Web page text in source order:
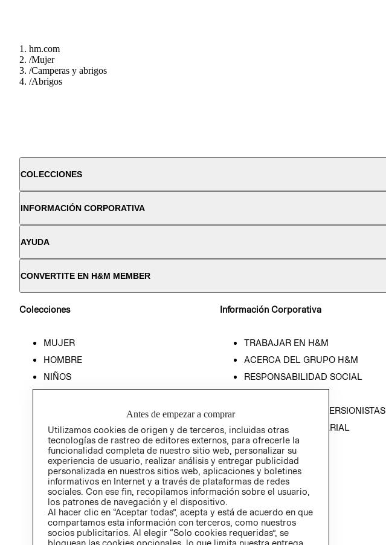
hm.com
/Mujer
/Camperas y abrigos
/Abrigos
COLECCIONES
INFORMACIÓN CORPORATIVA
AYUDA
CONVERTITE EN H&M MEMBER
Colecciones
MUJER
HOMBRE
NIÑOS
Información Corporativa
TRABAJAR EN H&M
ACERCA DEL GRUPO H&M
RESPONSABILIDAD SOCIAL
RELACIÓN CON INVERSIONISTAS
POLÍTICA EMPRESARIAL
Antes de empezar a comprar
Utilizamos cookies de origen y de terceros, incluidas otras
tecnologías de rastreo de editores externos, para ofrecerle la
funcionalidad completa de nuestro sitio web, personalizar su
experiencia de usuario, realizar análisis y entregar publicidad
personalizada en nuestros sitios web, aplicaciones y boletines
informativos en Internet y a través de plataformas de redes
sociales. Con ese fin, recopilamos información sobre el usuario,
los patrones de navegación y el dispositivo.
Al hacer clic en “Aceptar todas”, acepta y está de acuerdo en que
compartamos esta información con terceros, como nuestros
socios publicitarios. Al elegir “Solo cookies requeridas”, se
bloquean las cookies opcionales, lo que limita nuestra entrega